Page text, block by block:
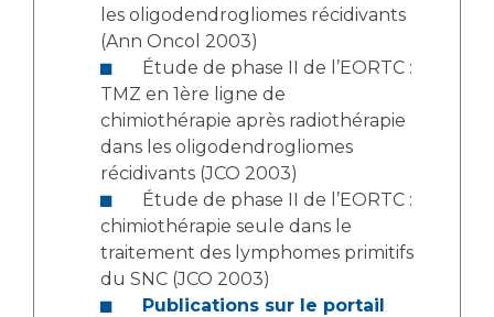
les oligodendrogliomes récidivants
(Ann Oncol 2003)
TMZ en 1ère ligne de
chimiothérapie après radiothérapie
dans les oligodendrogliomes
récidivants (JCO 2003)
chimiothérapie seule dans le
traitement des lymphomes primitifs
du SNC (JCO 2003)
Publications sur le portail